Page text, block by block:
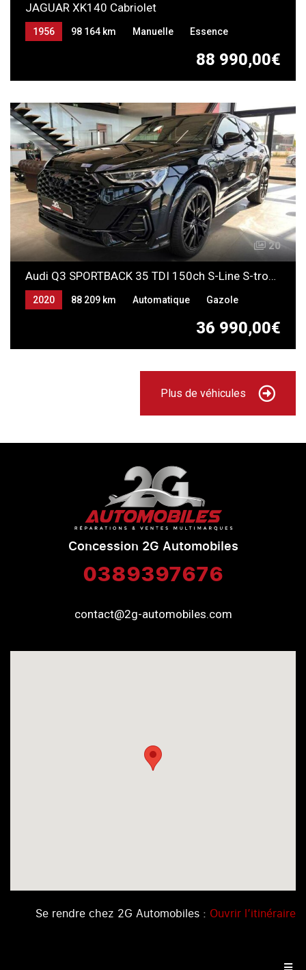
JAGUAR XK140 Cabriolet
88 990,00€
1956 98 164 km Manuelle Essence
20
Audi Q3 SPORTBACK 35 TDI 150ch S-Line S-tronic 7
36 990,00€
2020 88 209 km Automatique Gazole
Plus de véhicules
Concession 2G Automobiles
0389397676
contact@2g-automobiles.com
Se rendre chez 2G Automobiles : Ouvrir l’itinéraire